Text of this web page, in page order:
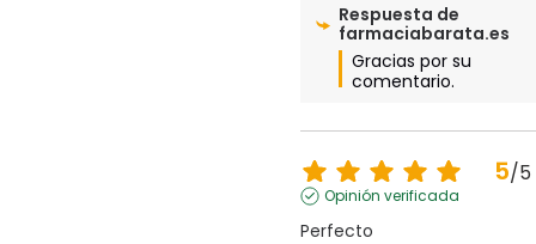
Respuesta de
farmaciabarata.es
Gracias por su
comentario.
5/5
Opinión verificada
Perfecto